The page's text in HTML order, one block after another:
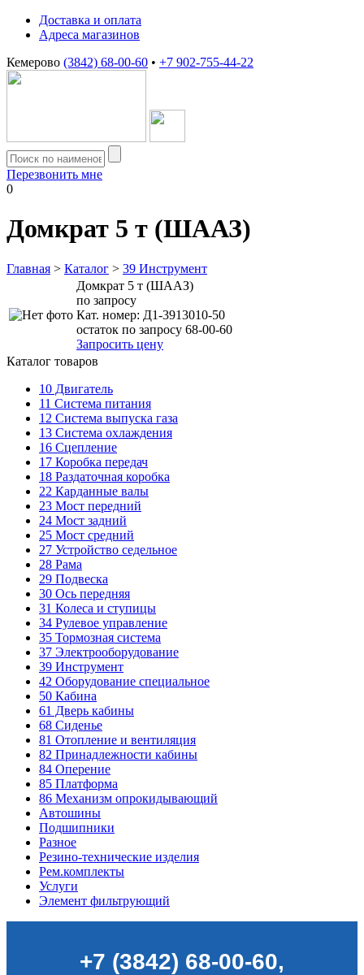
Доставка и оплата
Адреса магазинов
Кемерово (3842) 68-00-60 • +7 902-755-44-22
Перезвонить мне
0
Домкрат 5 т (ШААЗ)
Главная > Каталог > 39 Инструмент
Домкрат 5 т (ШААЗ)
по запросу
Кат. номер: Д1-3913010-50
остаток по запросу 68-00-60
Запросить цену
Каталог товаров
10 Двигатель
11 Система питания
12 Система выпуска газа
13 Система охлаждения
16 Сцепление
17 Коробка передач
18 Раздаточная коробка
22 Карданные валы
23 Мост передний
24 Мост задний
25 Мост средний
27 Устройство седельное
28 Рама
29 Подвеска
30 Ось передняя
31 Колеса и ступицы
34 Рулевое управление
35 Тормозная система
37 Электрооборудование
39 Инструмент
42 Оборудование специальное
50 Кабина
61 Дверь кабины
68 Сиденье
81 Отопление и вентиляция
82 Принадлежности кабины
84 Оперение
85 Платформа
86 Механизм опрокидывающий
Автошины
Подшипники
Разное
Резино-технические изделия
Рем.комплекты
Услуги
Элемент фильтрующий
+7 (3842) 68-00-60,